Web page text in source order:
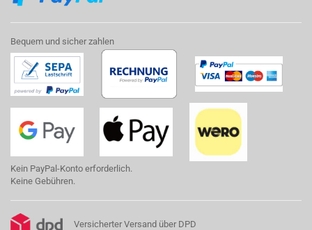
Bequem und sicher zahlen
Kein PayPal-Konto erforderlich.
Keine Gebühren.
Versicherter Versand über DPD